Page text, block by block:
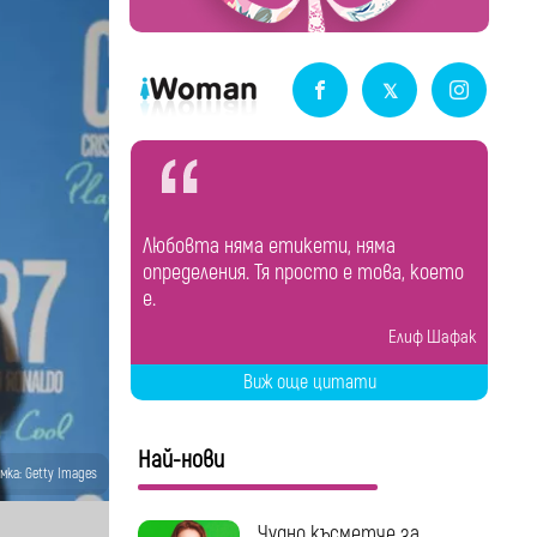
Getty Images
Любовта няма етикети, няма
определения. Тя просто е това, което
е.
Елиф Шафак
Виж още цитати
Най-нови